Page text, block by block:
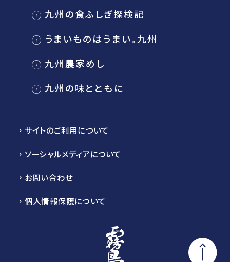
九州の食ふしぎ探検記
うまいものはうまい。九州
九州農家めし
九州の味とともに
サイトのご利用について
ソーシャルメディアについて
お問い合わせ
個人情報保護について